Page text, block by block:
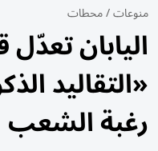
منوعات/محطات
اليابان
«التقاليد
رغبة الشعب